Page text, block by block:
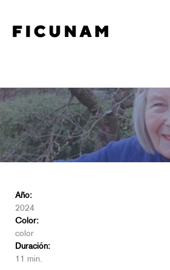
Año:
2024
Color:
color
Duración:
11 min.